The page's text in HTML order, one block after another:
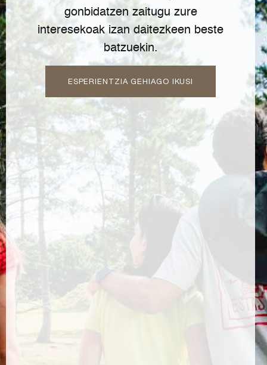
gonbidatzen zaitugu zure
interesekoak izan daitezkeen beste
batzuekin.
ESPERIENTZIA GEHIAGO IKUSI